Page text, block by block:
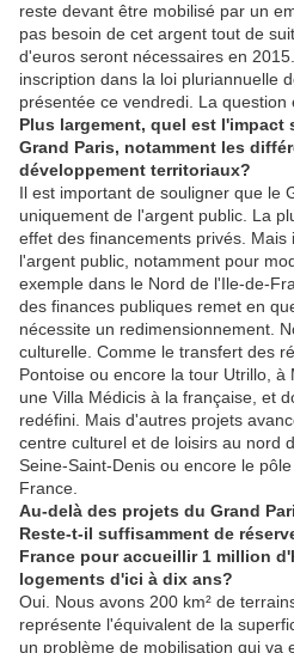
reste devant être mobilisé par un
pas besoin de cet argent tout de
d'euros seront nécessaires en
inscription dans la loi pluriannuelle
présentée ce vendredi. La question
Plus largement, quel est l'impact
Grand Paris, notamment les
développement territoriaux?
Il est important de souligner que le
uniquement de l'argent public. La
effet des financements privés.
l'argent public, notamment pour
exemple dans le Nord de l'Ile-de-
des finances publiques remet en
nécessite un redimensionnement.
culturelle. Comme le transfert des
Pontoise ou encore la tour Utrillo,
une Villa Médicis à la française, et
redéfini. Mais d'autres projets
centre culturel et de loisirs au nord
Seine-Saint-Denis ou encore le
France.
Au-delà des projets du Grand
Reste-t-il suffisamment de
France pour accueillir 1 million
logements d'ici à dix ans?
Oui. Nous avons 200 km² de
représente l'équivalent de la
un problème de mobilisation qui va